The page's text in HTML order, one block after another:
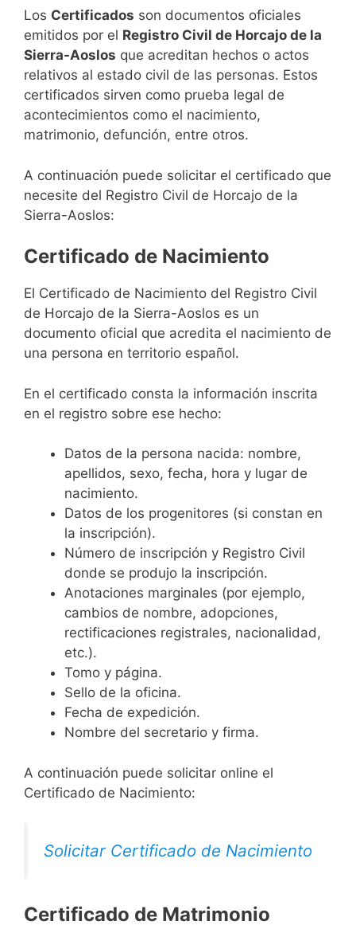
Los Certificados son documentos oficiales
emitidos por el Registro Civil de Horcajo de la
Sierra-Aoslos que acreditan hechos o actos
relativos al estado civil de las personas. Estos
certificados sirven como prueba legal de
acontecimientos como el nacimiento,
matrimonio, defunción, entre otros.
A continuación puede solicitar el certificado que
necesite del Registro Civil de Horcajo de la
Sierra-Aoslos:
Certificado de Nacimiento
El Certificado de Nacimiento del Registro Civil
de Horcajo de la Sierra-Aoslos es un
documento oficial que acredita el nacimiento de
una persona en territorio español.
En el certificado consta la información inscrita
en el registro sobre ese hecho:
Datos de la persona nacida: nombre,
apellidos, sexo, fecha, hora y lugar de
nacimiento.
Datos de los progenitores (si constan en
la inscripción).
Número de inscripción y Registro Civil
donde se produjo la inscripción.
Anotaciones marginales (por ejemplo,
cambios de nombre, adopciones,
rectificaciones registrales, nacionalidad,
etc.).
Tomo y página.
Sello de la oficina.
Fecha de expedición.
Nombre del secretario y firma.
A continuación puede solicitar online el
Certificado de Nacimiento:
Solicitar Certificado de Nacimiento
Certificado de Matrimonio